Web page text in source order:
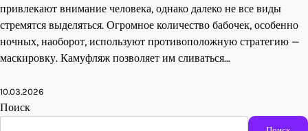
привлекают внимание человека, однако далеко не все виды
стремятся выделяться. Огромное количество бабочек, особенно
ночных, наоборот, используют противоположную стратегию —
маскировку. Камуфляж позволяет им сливаться…
10.03.2026
Поиск